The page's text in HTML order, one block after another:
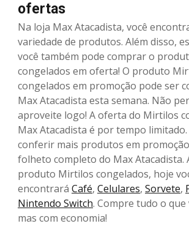
ofertas
Na loja Max Atacadista, você
variedade de produtos. Além disso,
você também pode comprar o
congelados em oferta! O produto
congelados em promoção pode ser
Max Atacadista esta semana. Não
aproveite logo! A oferta do Mirtilos
Max Atacadista é por tempo
conferir mais produtos em
folheto completo do Max Atacadista.
produto Mirtilos congelados, hoje
encontrará Café, Celulares, Sorvete,
Nintendo Switch. Compre tudo o que
mas com economia!